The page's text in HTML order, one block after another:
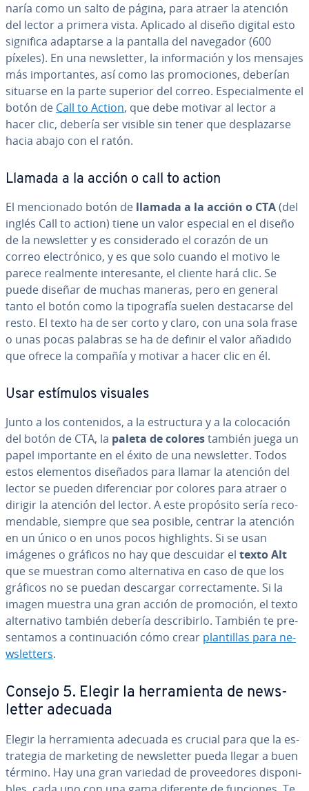
na­ría como un salto de página, para atraer la atención
del lector a primera vista. Aplicado al diseño digital esto
significa adaptarse a la pantalla del navegador (600
píxeles). En una ne­w­s­le­t­ter, la in­fo­r­ma­ción y los mensajes
más im­po­r­ta­n­tes, así como las pro­mo­cio­nes, deberían
situarse en la parte superior del correo. Es­pe­cia­l­me­n­te el
botón de Call to Action, que debe motivar al lector a
hacer clic, debería ser visible sin tener que de­s­pla­zar­se
hacia abajo con el ratón.
Llamada a la acción o call to action
El me­n­cio­na­do botón de llamada a la acción o CTA(del
inglés Call to action) tiene un valor especial en el diseño
de la ne­w­s­le­t­ter y es co­n­si­de­ra­do el corazón de un
correo ele­c­tró­ni­co, y es que solo cuando el motivo le
parece realmente in­te­re­sa­n­te, el cliente hará clic. Se
puede diseñar de muchas maneras, pero en general
tanto el botón como la ti­po­gra­fía suelen de­s­ta­car­se del
resto. El texto ha de ser corto y claro, con una sola frase
o unas pocas palabras se ha de definir el valor añadido
que ofrece la compañía y motivar a hacer clic en él.
Usar estímulos visuales
Junto a los co­n­te­ni­dos, a la es­tru­c­tu­ra y a la co­lo­ca­ción
del botón de CTA, la paleta de colorestambién juega un
papel im­po­r­ta­n­te en el éxito de una ne­w­s­le­t­ter. Todos
estos elementos diseñados para llamar la atención del
lector se pueden di­fe­re­n­ciar por colores para atraer o
dirigir la atención del lector. A este propósito sería re­co­
me­n­da­ble, siempre que sea posible, centrar la atención
en un único o en unos pocos hi­gh­li­ghts. Si se usan
imágenes o gráficos no hay que descuidar el texto Alt
que se muestran como al­te­r­na­ti­va en caso de que los
gráficos no se puedan descargar co­rre­c­ta­me­n­te. Si la
imagen muestra una gran acción de promoción, el texto
al­te­r­na­ti­vo también debería de­s­cri­bi­r­lo. También te pre­
se­n­ta­mos a co­n­ti­nua­ción cómo crear pla­n­ti­llas para ne­
w­s­le­t­te­rs.
Consejo 5. Elegir la he­rra­mie­n­ta de ne­w­s­
le­t­ter adecuada
Elegir la he­rra­mie­n­ta adecuada es crucial para que la es­
tra­te­gia de marketing de ne­w­s­le­t­ter pueda llegar a buen
término. Hay una gran variedad de pro­vee­do­res di­s­po­ni­